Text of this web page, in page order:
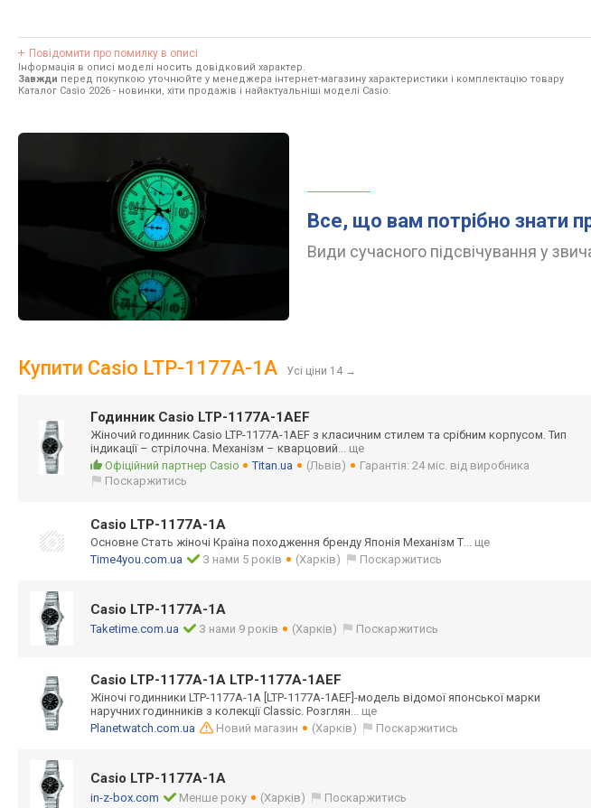
Повідомити про помилку в описі
Інформація в описі моделі носить довідковий характер.
Завжди перед покупкою уточнюйте у менеджера інтернет-магазину характеристики і комплектацію товару
Каталог Casio 2026 - новинки, хіти продажів і найактуальніші моделі Casio.
Все, що вам потрібно знати
Види сучасного підсвічування у
Купити Casio LTP-1177A-1A Усі ціни 14 →
Годинник Casio LTP-1177A-1AEF
Жіночий годинник Casio LTP-1177A-1AEF з класичним стилем та срібним корпусом. Тип
індикації – стрілочна. Механізм – кварцовий... ще
Офіційний партнер Casio
Titan.ua (Львів)
Гарантія: 24 міс. від виробника
Поскаржитись
Casio LTP-1177A-1A
Основне Стать жіночі Країна походження бренду Японія Механізм Т... ще
Time4you.com.ua
З нами 5 років (Харків) Поскаржитись
Casio LTP-1177A-1A
Taketime.com.ua З нами 9 років (Харків) Поскаржитись
Casio LTP-1177A-1A LTP-1177A-1AEF
Жіночі годинники LTP-1177A-1A [LTP-1177A-1AEF ]-модель відомої японської марки
наручних годинників з колекції Classic. Розглян... ще
Planetwatch.com.ua
Новий магазин (Харків) Поскаржитись
Casio LTP-1177A-1A
in-z-box.com Менше року (Харків) Поскаржитись